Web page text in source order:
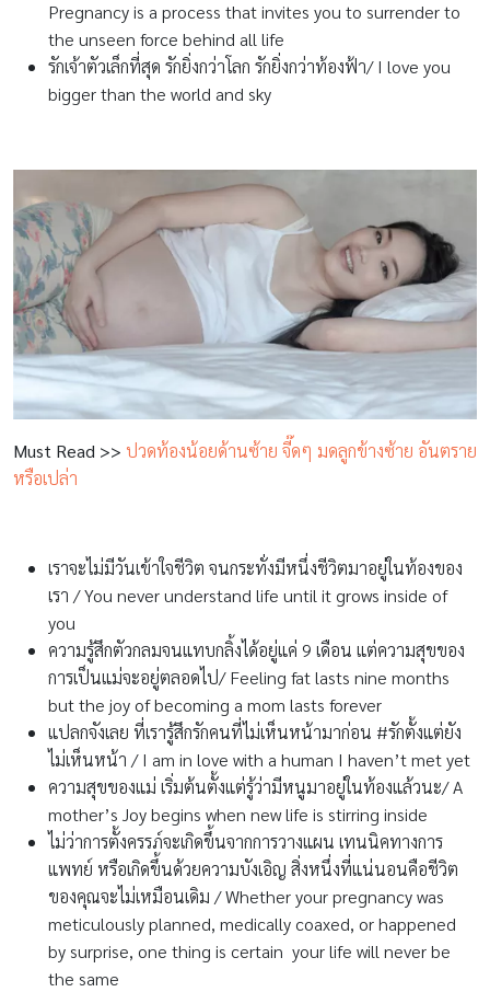
Pregnancy is a process that invites you to surrender to
the unseen force behind all life
รักเจ้าตัวเล็กที่สุด รักยิ่งกว่าโลก รักยิ่งกว่าท้องฟ้า/ I love you
bigger than the world and sky
Must Read >> ปวดท้องน้อยด้านซ้าย จี๊ดๆ มดลูกข้างซ้าย อันตราย
หรือเปล่า
เราจะไม่มีวันเข้าใจชีวิต จนกระทั่งมีหนึ่งชีวิตมาอยู่ในท้องของ
เรา / You never understand life until it grows inside of
you
ความรู้สึกตัวกลมจนแทบกลิ้งได้อยู่แค่ 9 เดือน แต่ความสุขของ
การเป็นแม่จะอยู่ตลอดไป/ Feeling fat lasts nine months
but the joy of becoming a mom lasts forever
แปลกจังเลย ที่เรารู้สึกรักคนที่ไม่เห็นหน้ามาก่อน #รักตั้งแต่ยัง
ไม่เห็นหน้า / I am in love with a human I haven’t met yet
ความสุขของแม่ เริ่มต้นตั้งแต่รู้ว่ามีหนูมาอยู่ในท้องแล้วนะ/ A
mother’s Joy begins when new life is stirring inside
ไม่ว่าการตั้งครรภ์จะเกิดขึ้นจากการวางแผน เทนนิคทางการ
แพทย์ หรือเกิดขึ้นด้วยความบังเอิญ สิ่งหนึ่งที่แน่นอนคือชีวิต
ของคุณจะไม่เหมือนเดิม / Whether your pregnancy was
meticulously planned, medically coaxed, or happened
by surprise, one thing is certain your life will never be
the same